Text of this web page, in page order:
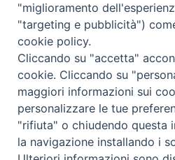
Abbonamento Annuale
Abbonamento Singola Copia
Redazione: Pavia, Piazza
amministrazione@ilticino.it -
IVA: 00213430184
"miglioramento
"targeting e pubblicità")
cookie policy.
Cliccando su "accetta"
cookie. Cliccando su
maggiori informazioni sui
personalizzare le tue
"rifiuta" o chiudendo questa
la navigazione installando i